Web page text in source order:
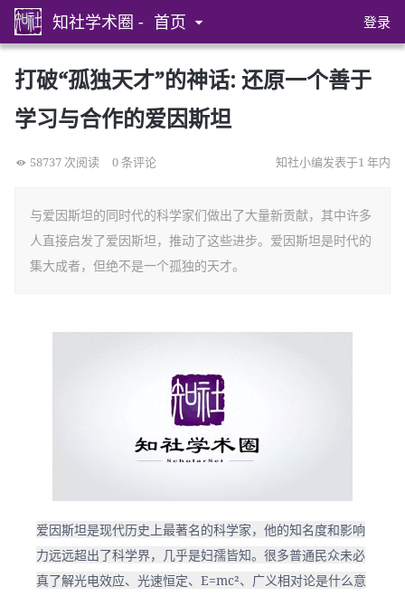
知社学术圈 - 首页 登录
打破“孤独天才”的神话: 还原一个善于
学习与合作的爱因斯坦
58737 次阅读 0 条评论 知社小编发表于1 年内
与爱因斯坦的同时代的科学家们做出了大量新贡献，其中许多
人直接启发了爱因斯坦，推动了这些进步。爱因斯坦是时代的
集大成者，但绝不是一个孤独的天才。
爱因斯坦是现代历史上最著名的科学家，他的知名度和影响
力远远超出了科学界，几乎是妇孺皆知。很多普通民众未必
真了解光电效应、光速恒定、E=mc²、广义相对论是什么意